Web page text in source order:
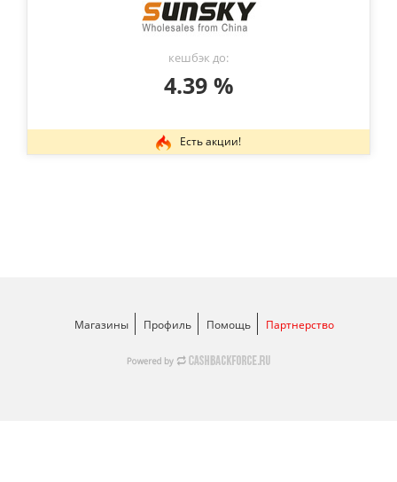
кешбэк до:
4.39 %
Есть акции!
Магазины Профиль Помощь Партнерство